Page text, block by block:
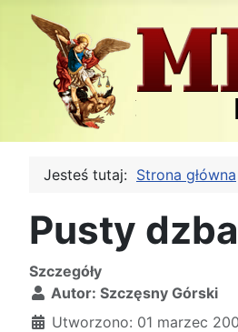
Jesteś tutaj: Strona główna
Pusty
Szczegóły
Autor: Szczęsny Górski
Utworzono: 01 marzec